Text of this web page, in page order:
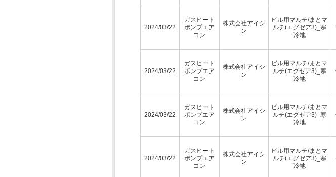
2024/03/22
ガスヒート
ポンプエア
コン
株式会社アイシ
ン
ビル用マルチ/まとマ
ルチ(エグゼア3)_寒
冷地
2024/03/22
ガスヒート
ポンプエア
コン
株式会社アイシ
ン
ビル用マルチ/まとマ
ルチ(エグゼア3)_寒
冷地
2024/03/22
ガスヒート
ポンプエア
コン
株式会社アイシ
ン
ビル用マルチ/まとマ
ルチ(エグゼア3)_寒
冷地
2024/03/22
ガスヒート
ポンプエア
コン
株式会社アイシ
ン
ビル用マルチ/まとマ
ルチ(エグゼア3)_寒
冷地